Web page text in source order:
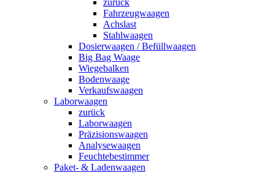
zurück
Fahrzeugwaagen
Achslast
Stahlwaagen
Dosierwaagen / Befüllwaagen
Big Bag Waage
Wiegebalken
Bodenwaage
Verkaufswaagen
Laborwaagen
zurück
Laborwaagen
Präzisionswaagen
Analysewaagen
Feuchtebestimmer
Paket- & Ladenwaagen